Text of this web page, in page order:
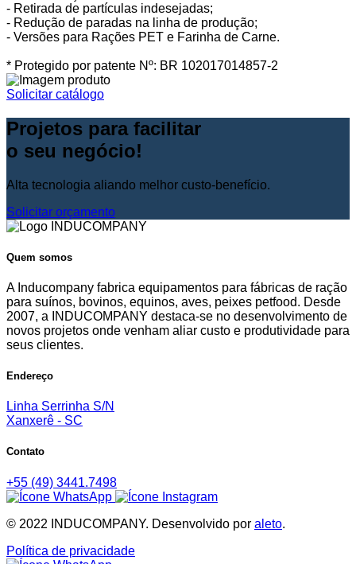
- Retirada de partículas indesejadas;
- Redução de paradas na linha de produção;
- Versões para Rações PET e Farinha de Carne.
* Protegido por patente Nº: BR 102017014857-2
Solicitar catálogo
Projetos para facilitar
o seu negócio!
Alta tecnologia aliando melhor custo-benefício.
Solicitar orçamento
Quem somos
A Inducompany fabrica equipamentos para fábricas de ração
para suínos, bovinos, equinos, aves, peixes petfood. Desde
2007, a INDUCOMPANY destaca-se no desenvolvimento de
novos projetos onde venham aliar custo e produtividade para
seus clientes.
Endereço
Linha Serrinha S/N
Xanxerê - SC
Contato
+55 (49) 3441.7498
© 2022 INDUCOMPANY. Desenvolvido por aleto.
Política de privacidade